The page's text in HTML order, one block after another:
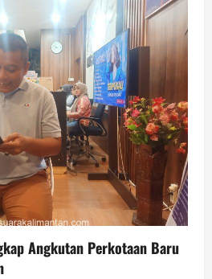
Angkutan Perkotaan Baru